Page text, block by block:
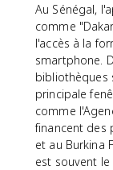
Au Sénégal,
comme
l'accès à la
smartphone.
bibliothèques
principale
comme
financent des
et au Burkina
est souvent